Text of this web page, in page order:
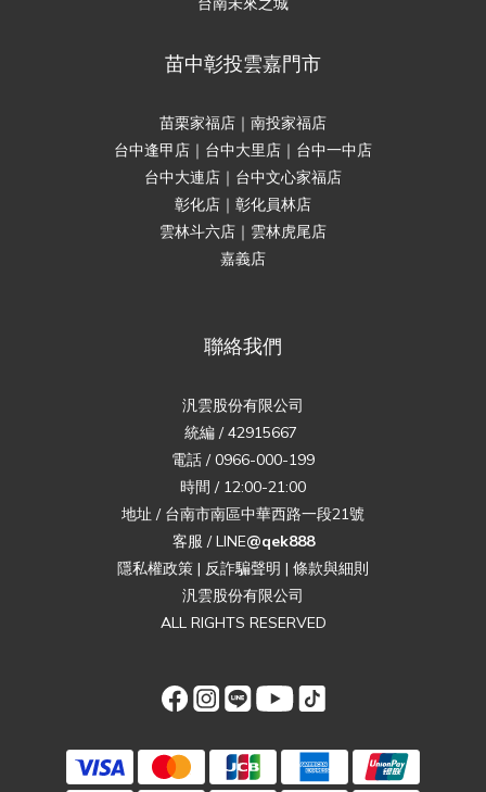
苗中彰投雲嘉門市
苗栗家福店｜南投家福店
台中逢甲店｜台中大里店｜台中一中店
台中大連店｜台中文心家福店
彰化店｜彰化員林店
雲林斗六店｜雲林虎尾店
嘉義店
聯絡我們
汎雲股份有限公司
統編 / 42915667
電話 / 0966-000-199
時間 / 12:00-21:00
地址 / 台南市南區中華西路一段21號
客服 / LINE@qek888
隱私權政策 | 反詐騙聲明 | 條款與細則
汎雲股份有限公司
ALL RIGHTS RESERVED